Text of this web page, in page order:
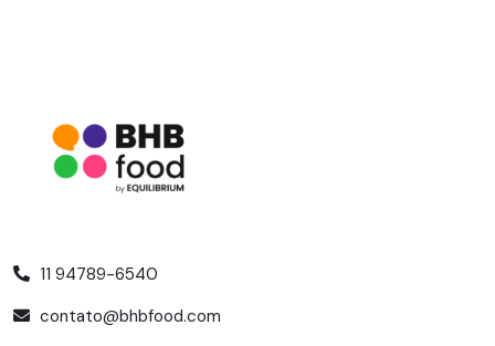
11 94789-6540
contato@bhbfood.com